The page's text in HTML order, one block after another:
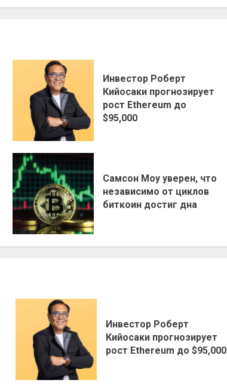
Инвестор Роберт
Кийосаки прогнозирует
рост Ethereum до
$95,000
Самсон Моу уверен, что
независимо от циклов
биткоин достиг дна
Инвестор Роберт
Кийосаки прогнозирует
рост Ethereum до $95,000